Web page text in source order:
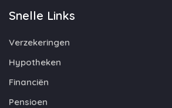
Snelle Links
Verzekeringen
Hypotheken
Financiën
Pensioen